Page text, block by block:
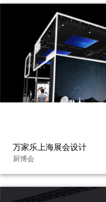
万家乐上海展会设计
厨博会